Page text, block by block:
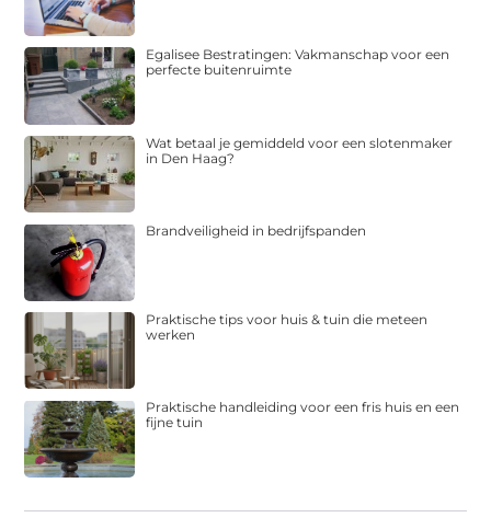
Egalisee Bestratingen: Vakmanschap voor een
perfecte buitenruimte
Wat betaal je gemiddeld voor een slotenmaker
in Den Haag?
Brandveiligheid in bedrijfspanden
Praktische tips voor huis & tuin die meteen
werken
Praktische handleiding voor een fris huis en een
fijne tuin